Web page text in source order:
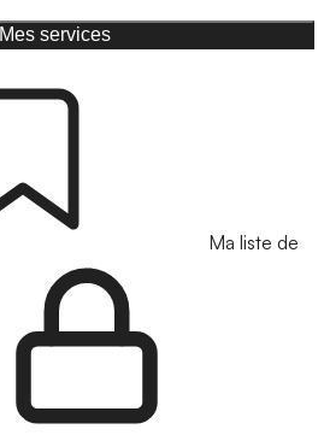
Mes services
Ma liste de